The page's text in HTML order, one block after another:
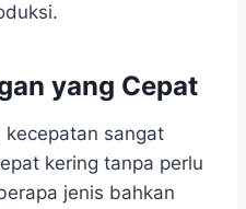
yang Cepat
kecepatan sangat
kering tanpa perlu
jenis bahkan